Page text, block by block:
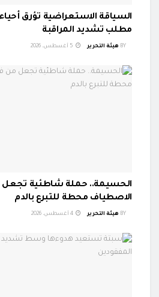
السياقة الاستعراضية تؤرق
مطلب تشديد المراقبة
BY هيئة التحرير
الحسيمة.. حملة شاطئية
الاصطياف محطة للتبرع بالدم
BY هيئة التحرير